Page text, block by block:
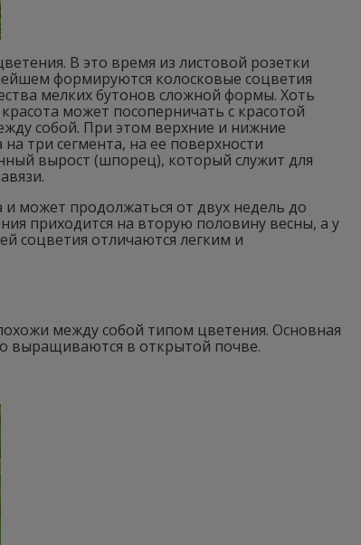
В это время из листовой розетки
формируются колосковые соцветия
мелких бутонов сложной формы. Хоть
может посоперничать с красотой
собой. При этом верхние и нижние
три сегмента, на ее поверхности
вырост (шпорец), который служит для
может продолжаться от двух недель до
приходится на вторую половину весны, а у
соцветия отличаются легким и
между собой типом цветения. Основная
выращиваются в открытой почве.